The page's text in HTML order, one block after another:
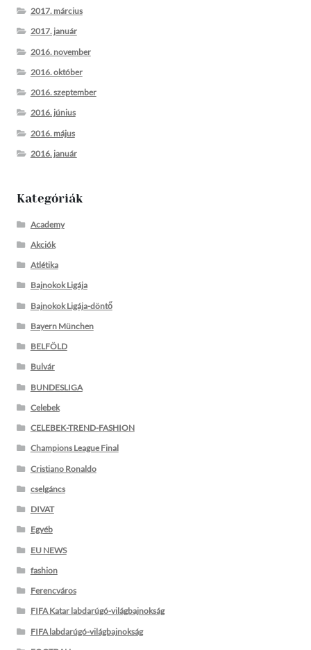
2017. március
2017. január
2016. november
2016. október
2016. szeptember
2016. június
2016. május
2016. január
Kategóriák
Academy
Akciók
Atlétika
Bajnokok Ligája
Bajnokok Ligája-döntő
Bayern München
BELFÖLD
Bulvár
BUNDESLIGA
Celebek
CELEBEK-TREND-FASHION
Champions League Final
Cristiano Ronaldo
cselgáncs
DIVAT
Egyéb
EU NEWS
fashion
Ferencváros
FIFA Katar labdarúgó-világbajnokság
FIFA labdarúgó-világbajnokság